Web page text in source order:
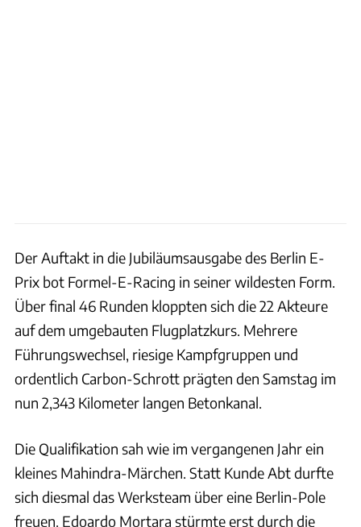
Der Auftakt in die Jubiläumsausgabe des Berlin E-
Prix bot Formel-E-Racing in seiner wildesten Form.
Über final 46 Runden kloppten sich die 22 Akteure
auf dem umgebauten Flugplatzkurs. Mehrere
Führungswechsel, riesige Kampfgruppen und
ordentlich Carbon-Schrott prägten den Samstag im
nun 2,343 Kilometer langen Betonkanal.
Die Qualifikation sah wie im vergangenen Jahr ein
kleines Mahindra-Märchen. Statt Kunde Abt durfte
sich diesmal das Werksteam über eine Berlin-Pole
freuen. Edoardo Mortara stürmte erst durch die